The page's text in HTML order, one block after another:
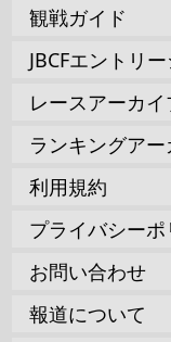
観戦ガイド
JBCFエントリ
レースアーカイ
ランキングア
利用規約
プライバシーポ
お問い合わせ
報道について